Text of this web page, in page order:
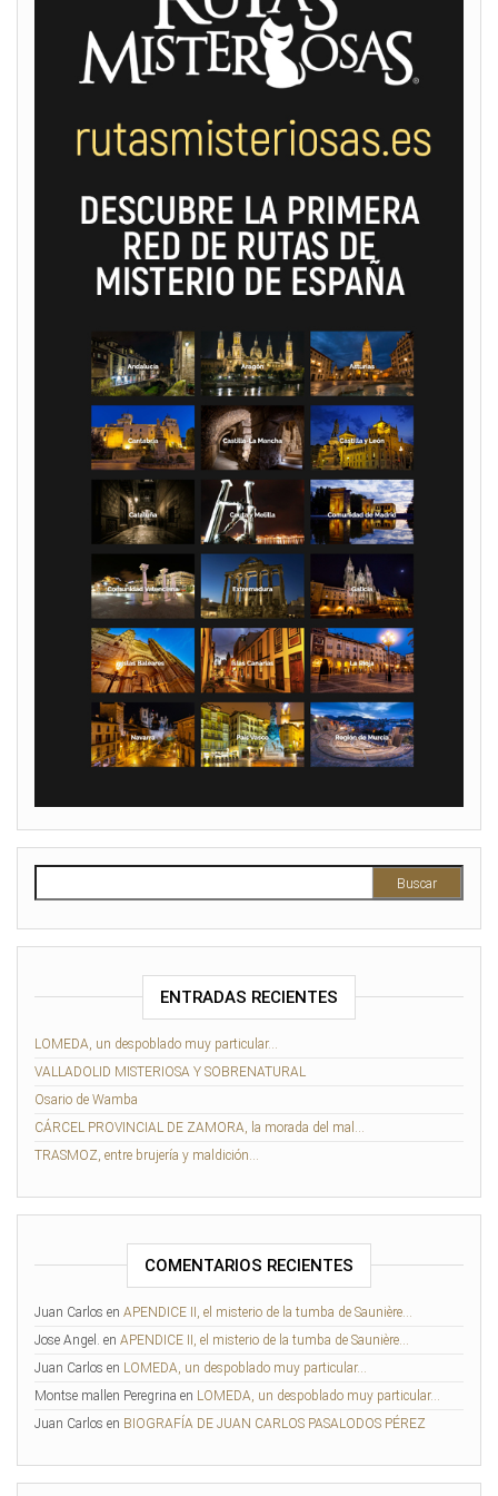
ENTRADAS RECIENTES
LOMEDA, un despoblado muy particular…
VALLADOLID MISTERIOSA Y SOBRENATURAL
Osario de Wamba
CÁRCEL PROVINCIAL DE ZAMORA, la morada del mal…
TRASMOZ, entre brujería y maldición…
COMENTARIOS RECIENTES
Juan Carlos en APENDICE II, el misterio de la tumba de Saunière…
Jose Angel. en APENDICE II, el misterio de la tumba de Saunière…
Juan Carlos en LOMEDA, un despoblado muy particular…
Montse mallen Peregrina en LOMEDA, un despoblado muy particular…
Juan Carlos en BIOGRAFÍA DE JUAN CARLOS PASALODOS PÉREZ